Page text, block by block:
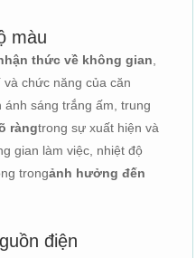
màu
thức về không gian
chức năng của căn
ánh sáng trắng ấm, trung
ràngtrong sự xuất hiện và
gian làm việc, nhiệt độ
trongảnh hưởng đến
điện